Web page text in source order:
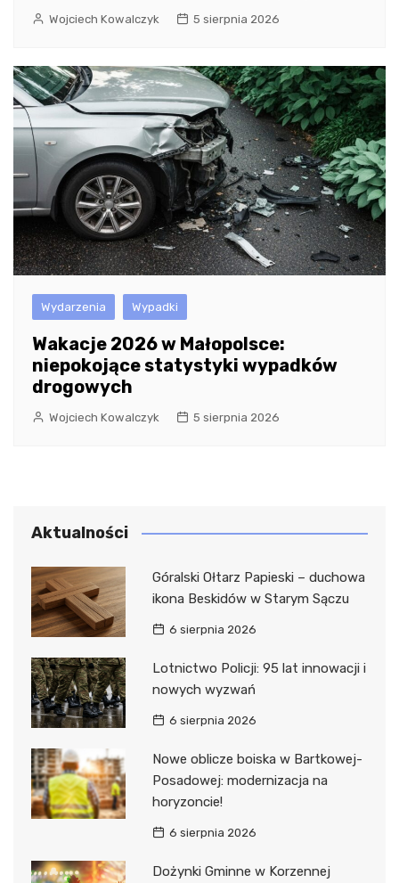
Wojciech Kowalczyk 5 sierpnia 2026
Wydarzenia Wypadki
Wakacje 2026 w Małopolsce:
niepokojące statystyki wypadków
drogowych
Wojciech Kowalczyk 5 sierpnia 2026
Aktualności
Góralski Ołtarz Papieski – duchowa
ikona Beskidów w Starym Sączu
6 sierpnia 2026
Lotnictwo Policji: 95 lat innowacji i
nowych wyzwań
6 sierpnia 2026
Nowe oblicze boiska w Bartkowej-
Posadowej: modernizacja na
horyzoncie!
6 sierpnia 2026
Dożynki Gminne w Korzennej